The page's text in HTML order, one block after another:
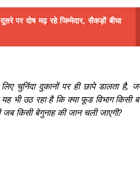
पर दोष मढ़ रहे जिम्मेदार, सैकड़ों बीघा
चुनिंदा दुकानों पर ही छापे डालता है,
भी उठ रहा है कि क्या फूड विभाग किसी
किसी बेगुनाह की जान चली जाएगी?